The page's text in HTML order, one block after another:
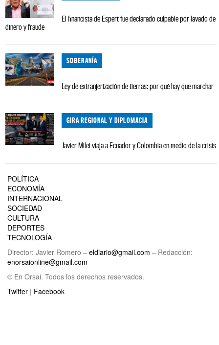
El financista de Espert fue declarado culpable por lavado de
dinero y fraude
SOBERANÍA
Ley de extranjerización de tierras: por qué hay que marchar
GIRA REGIONAL Y DIPLOMACIA
Javier Milei viaja a Ecuador y Colombia en medio de la crisis
POLÍTICA
ECONOMÍA
INTERNACIONAL
SOCIEDAD
CULTURA
DEPORTES
TECNOLOGÍA
Director: Javier Romero – eldiario@gmail.com – Redacción:
enorsaionline@gmail.com
© En Orsai. Todos los derechos reservados.
Twitter | Facebook